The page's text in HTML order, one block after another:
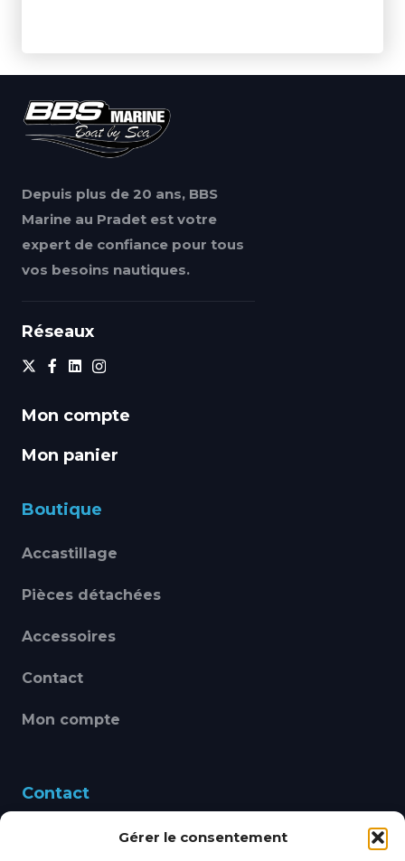
Gérer le consentement
Depuis plus de 20 ans, BBS
Marine au Pradet est votre
expert de confiance pour tous
vos besoins nautiques.
Réseaux
Mon compte
Mon panier
Boutique
Accastillage
Pièces détachées
Accessoires
Contact
Mon compte
Contact
460 Avenue Alain Le